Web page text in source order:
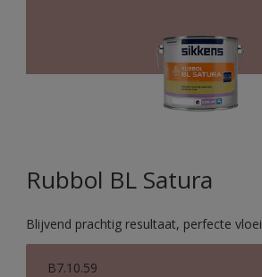
Rubbol BL Satura
Blijvend prachtig resultaat, perfecte vloei
B7.10.59